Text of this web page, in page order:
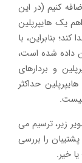
کنیم (در این
یک هایپرپلین
بنابراین، با
داده شده است،
و بردارهای
حداکثر
زیر، ترسیم می
را بررسی
خیر.